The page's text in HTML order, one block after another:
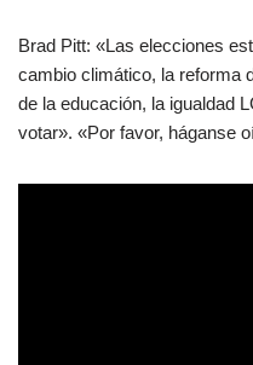
Brad Pitt: «Las elecciones
cambio climático, la reforma
de la educación, la igualdad
votar». «Por favor, háganse